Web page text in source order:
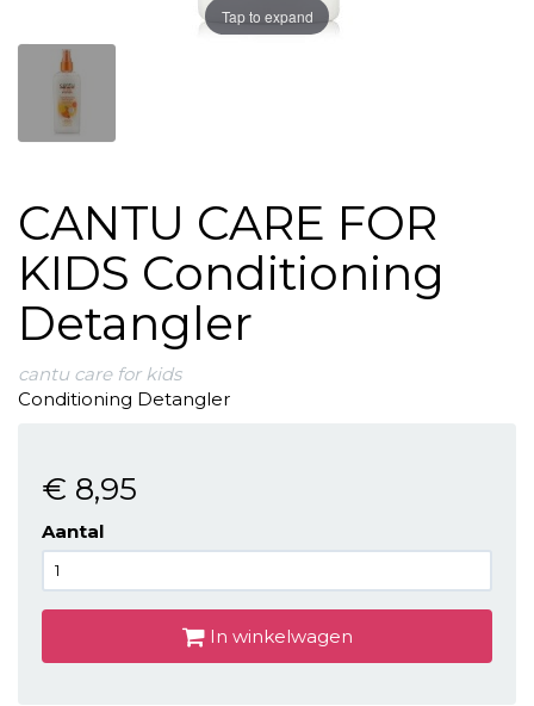
Tap to expand
CANTU CARE FOR
KIDS Conditioning
Detangler
cantu care for kids
Conditioning Detangler
€ 8,95
Aantal
In winkelwagen